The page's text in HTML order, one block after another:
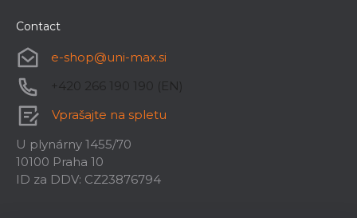
Contact
e-shop@uni-max.si
+420 266 190 190 (EN)
Vprašajte na spletu
U plynárny 1455/70
10100 Praha 10
ID za DDV: CZ23876794